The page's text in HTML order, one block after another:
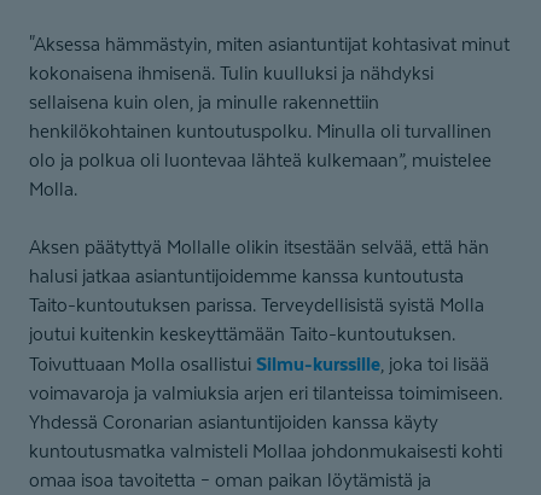
"Aksessa hämmästyin, miten asiantuntijat kohtasivat minut
kokonaisena ihmisenä. Tulin kuulluksi ja nähdyksi
sellaisena kuin olen, ja minulle rakennettiin
henkilökohtainen kuntoutuspolku. Minulla oli turvallinen
olo ja polkua oli luontevaa lähteä kulkemaan”, muistelee
Molla.
Aksen päätyttyä Mollalle olikin itsestään selvää, että hän
halusi jatkaa asiantuntijoidemme kanssa kuntoutusta
Taito-kuntoutuksen parissa. Terveydellisistä syistä Molla
joutui kuitenkin keskeyttämään Taito-kuntoutuksen.
Toivuttuaan Molla osallistui Silmu-kurssille, joka toi lisää
voimavaroja ja valmiuksia arjen eri tilanteissa toimimiseen.
Yhdessä Coronarian asiantuntijoiden kanssa käyty
kuntoutusmatka valmisteli Mollaa johdonmukaisesti kohti
omaa isoa tavoitetta – oman paikan löytämistä ja